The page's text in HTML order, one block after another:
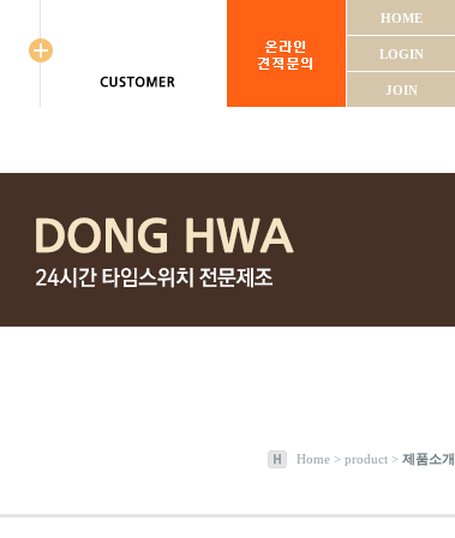
HOME
LOGIN
JOIN
Home > product > 제품소개